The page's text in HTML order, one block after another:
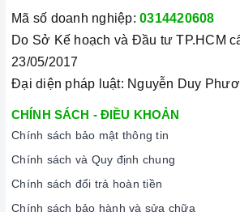
Mã số doanh nghiệp: 0314420608
Do Sở Kế hoạch và Đầu tư TP.HCM
23/05/2017
Đại diện pháp luật: Nguyễn Duy
CHÍNH SÁCH - ĐIỀU KHOẢN
Chính sách bảo mật thông tin
Chính sách và Quy định chung
Chính sách đổi trả hoàn tiền
Chính sách bảo hành và sửa chữa